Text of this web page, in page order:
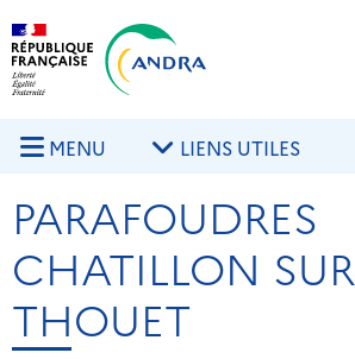
Aller au contenu principal
MENU LIENS UTILES
PARAFOUDRES
CHATILLON SUR
THOUET